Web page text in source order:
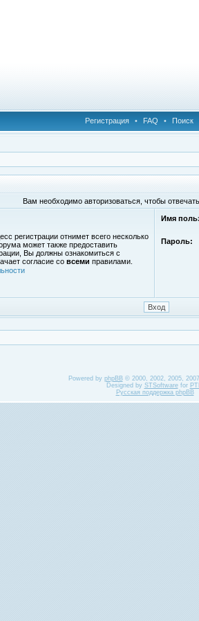
Регистрация • FAQ • Поиск
Вам необходимо авторизоваться, чтобы
регистрации отнимет всего несколько
может также предоставить
Вы должны ознакомиться с
согласие со всеми правилами.
Имя
Пароль:
Powered by phpBB© 2000, 2002, 2005,
Designed by STSoftwarefor
Русская поддержка phpBB